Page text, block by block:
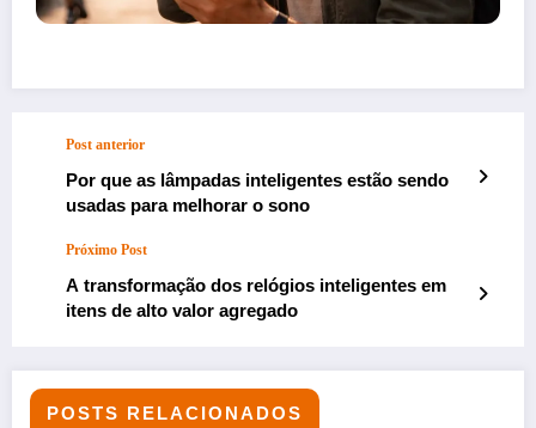
Post anterior
Por que as lâmpadas inteligentes estão sendo
usadas para melhorar o sono
Próximo Post
A transformação dos relógios inteligentes em
itens de alto valor agregado
POSTS RELACIONADOS